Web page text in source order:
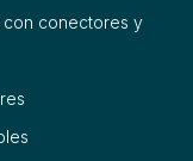
con conectores y